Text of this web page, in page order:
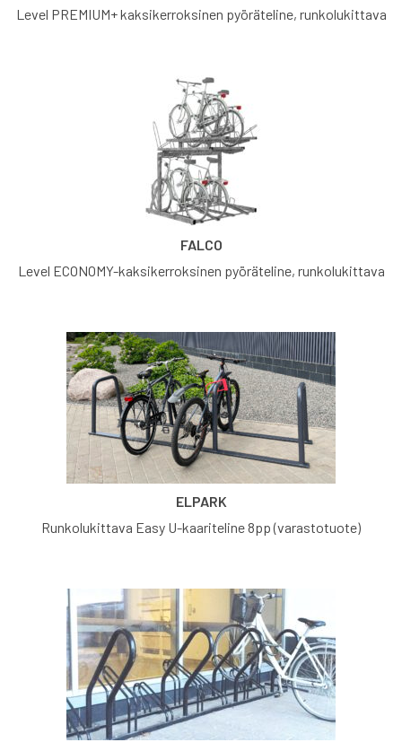
Level PREMIUM+ kaksikerroksinen pyöräteline, runkolukittava
FALCO
Level ECONOMY-kaksikerroksinen pyöräteline, runkolukittava
ELPARK
Runkolukittava Easy U-kaariteline 8pp (varastotuote)